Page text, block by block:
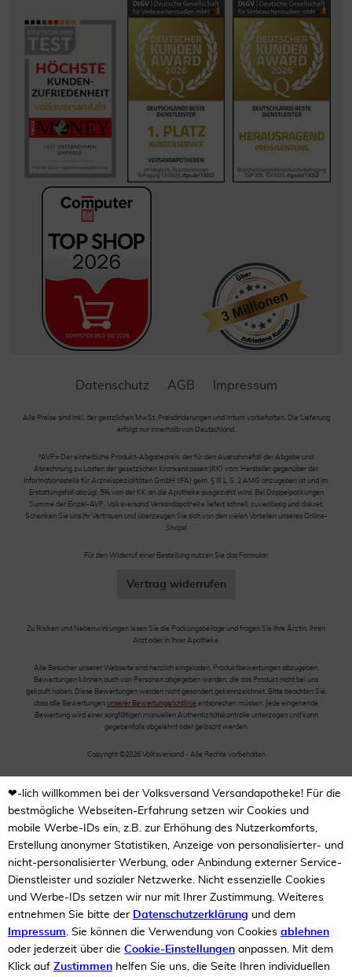
Datenschutz AGB Impressum
Alle Preise sind inkl. der gestzlichen MwSt. Preisänderungen und Irrtum vorbehalten. Die Lieferung
erfolgt nur innerhalb von Deutschland.
*AVP= Der einheitliche Produkt-Abgabepreis, der für den Ausnahmefall der Abgabe und
Abrechnung zu Lasten der gesetzlichen Krankenkassen (KK) vom Hersteller gegenüber der
Informationsstelle für Arzneispezialitäten GmbH (IFA) gem. § III 1, S. 2 AMG anzugeben ist und im
Erstattungsfall abzügl. 5% von der KK an die Apotheke ausgezahlt wird. Bei Doppelpackungen
Summe der Einzel-AVP. Volksversand Versandapotheke liefert schnell, zuverlässig und diskret.
Schenken Sie uns Ihr Vertrauen und überzeugen Sie sich von den vielen Vorteilen unseres Online-
Shops!
Für den Widerruf einer Bestellung nutzen Sie das Formular:
Vertrag widerrufen
Zu Risiken und Nebenwirkungen lesen Sie die Packungsbeilage und fragen Sie Ihre Ärztin, Ihren
Arzt oder in Ihrer Apotheke.
Alle Besucher unserer Webseite sind herzlich eingeladen, Produktbewertungen abzugeben.
Bewertungen können auch von Personen abgegeben werden, die das Produkt nicht bei uns
gekauft haben. Diese Bewertungen werden nicht gesondert gekennzeichnet. Bitte beachten Sie,
dass alle Bewertungen unserer Bewertungsrichtlinie entsprechen müssen. Jede eingehende
Bewertung wird einer sorgfältigen manuellen Authentizitätskontrolle unterzogen und kann
gegebenfalls abgelehnt oder gelöscht werden.
Copyright ©2026 Volksversand - Alle Rechte vorbehalten
❤-lich willkommen bei der Volksversand Versandapotheke! Für die
bestmögliche Webseiten-Erfahrung setzen wir Cookies und
mobile Werbe-IDs ein, z.B. zur Erhöhung des Nutzerkomforts,
Erstellung anonymer Statistiken, Anzeige von personalisierter- und
nicht-personalisierter Werbung, oder Anbindung externer Service-
Dienstleister und sozialer Netzwerke. Nicht essenzielle Cookies
und Werbe-IDs setzen wir nur mit Ihrer Zustimmung. Weiteres
entnehmen Sie bitte der Datenschutzerklärung und dem
Impressum. Sie können die Verwendung von Cookies ablehnen
oder jederzeit über die Cookie-Einstellungen anpassen. Mit dem
Klick auf Zustimmen helfen Sie uns, die Seite Ihren individuellen